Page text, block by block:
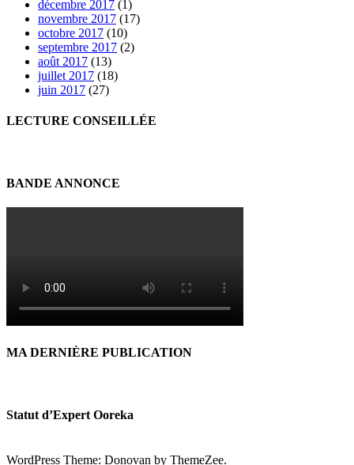
décembre 2017 (1)
novembre 2017 (17)
octobre 2017 (10)
septembre 2017 (2)
août 2017 (13)
juillet 2017 (18)
juin 2017 (27)
LECTURE CONSEILLÉE
BANDE ANNONCE
MA DERNIÈRE PUBLICATION
Statut d’Expert Ooreka
WordPress Theme: Donovan by ThemeZee.